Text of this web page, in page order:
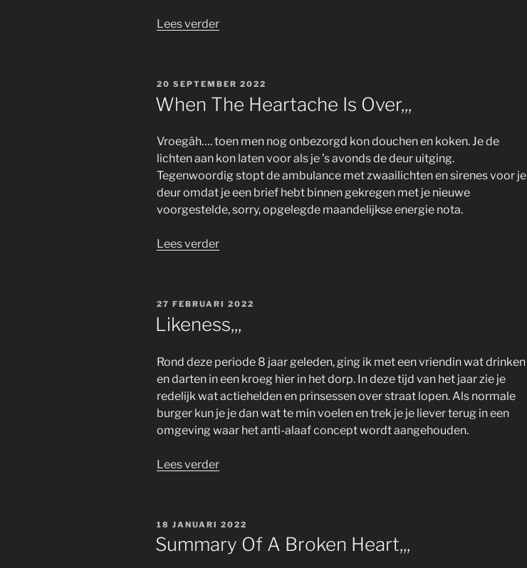
Lees verder“Enough
GEPLAATST
OP
20 SEPTEMBER 2022
When The Heartache Is Over,,,
Vroegâh…. toen men nog onbezorgd kon douchen en koken. Je de
lichten aan kon laten voor als je ’s avonds de deur uitging.
Tegenwoordig stopt de ambulance met zwaailichten en sirenes voor je
deur omdat je een brief hebt binnen gekregen met je nieuwe
voorgestelde, sorry, opgelegde maandelijkse energie nota.
Lees verder“When
GEPLAATST
OP
27 FEBRUARI 2022
Likeness,,,
Rond deze periode 8 jaar geleden, ging ik met een vriendin wat drinken
en darten in een kroeg hier in het dorp. In deze tijd van het jaar zie je
redelijk wat actiehelden en prinsessen over straat lopen. Als normale
burger kun je je dan wat te min voelen en trek je je liever terug in een
omgeving waar het anti-alaaf concept wordt aangehouden.
Lees verder“Likeness,,,”
GEPLAATST
OP
18 JANUARI 2022
Summary Of A Broken Heart,,,